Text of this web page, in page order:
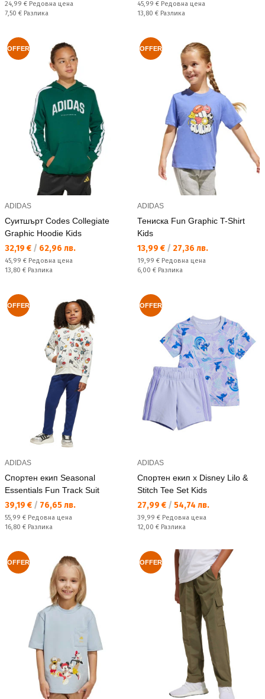
Редовна цена:
24,99 € Редовна цена
Спестявате:
7,50 € Разлика
Редовна цена:
45,99 € Редовна цена
Спестявате:
13,80 € Разлика
OFFER
ADIDAS
Суитшърт Codes Collegiate
Graphic Hoodie Kids
Текуща цена:
32,19 € / 62,96 лв.
Редовна цена:
45,99 € Редовна цена
Спестявате:
13,80 € Разлика
OFFER
ADIDAS
Тениска Fun Graphic T-Shirt
Kids
Текуща цена:
13,99 € / 27,36 лв.
Редовна цена:
19,99 € Редовна цена
Спестявате:
6,00 € Разлика
OFFER
ADIDAS
Спортен екип Seasonal
Essentials Fun Track Suit
Текуща цена:
39,19 € / 76,65 лв.
Редовна цена:
55,99 € Редовна цена
Спестявате:
16,80 € Разлика
OFFER
ADIDAS
Спортен екип x Disney Lilo &
Stitch Tee Set Kids
Текуща цена:
27,99 € / 54,74 лв.
Редовна цена:
39,99 € Редовна цена
Спестявате:
12,00 € Разлика
OFFER OFFER